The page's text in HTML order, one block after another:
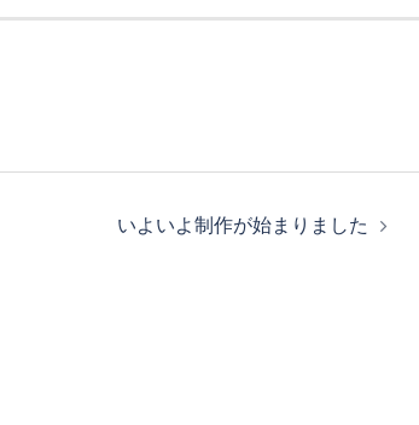
いよいよ制作が始まりました